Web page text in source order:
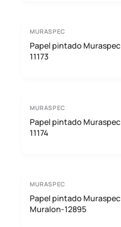
MURASPEC
Papel pintado
11173
MURASPEC
Papel pintado
11174
MURASPEC
Papel pintado
Muralon-12895